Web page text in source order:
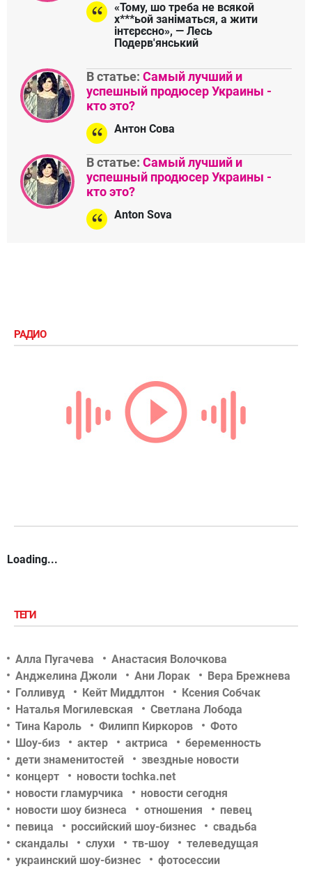
«Тому, шо треба не всякой
х***ьой заніматься, а жити
інтєрєсно», — Лесь
Подерв'янський
В статье: Самый лучший и
успешный продюсер Украины -
кто это?
Антон Сова
В статье: Самый лучший и
успешный продюсер Украины -
кто это?
Anton Sova
РАДИО
Loading...
ТЕГИ
Алла Пугачева
Анастасия Волочкова
Анджелина Джоли
Ани Лорак
Вера Брежнева
Голливуд
Кейт Миддлтон
Ксения Собчак
Наталья Могилевская
Светлана Лобода
Тина Кароль
Филипп Киркоров
Фото
Шоу-биз
актер актриса
беременность
дети знаменитостей
звездные новости
концерт
новости tochka.net
новости гламурчика
новости сегодня
новости шоу бизнеса
отношения
певец
певица
российский шоу-бизнес
свадьба
скандалы
слухи тв-шоу
телеведущая
украинский шоу-бизнес
фотосессии